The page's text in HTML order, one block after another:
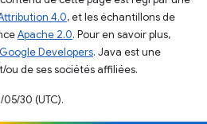
4.0, et les échantillons de
Apache 2.0. Pour en savoir plus,
Developers. Java est une
de ses sociétés affiliées.
30 (UTC).